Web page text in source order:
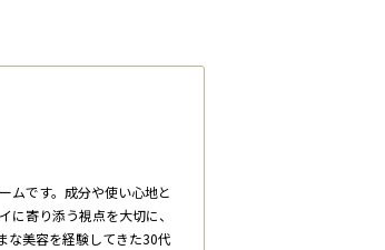
ムです。成分や使い心地と
寄り添う視点を大切に、
な美容を経験してきた30代